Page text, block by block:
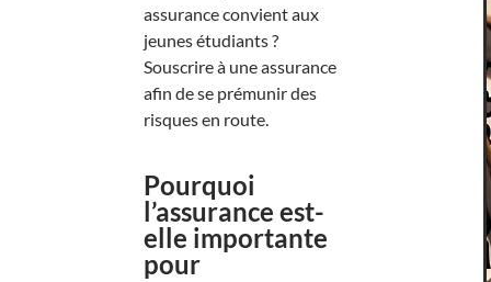
assurance convient aux
jeunes étudiants ?
Souscrire à une assurance
afin de se prémunir des
risques en route.
Pourquoi
l’assurance est-
elle importante
pour